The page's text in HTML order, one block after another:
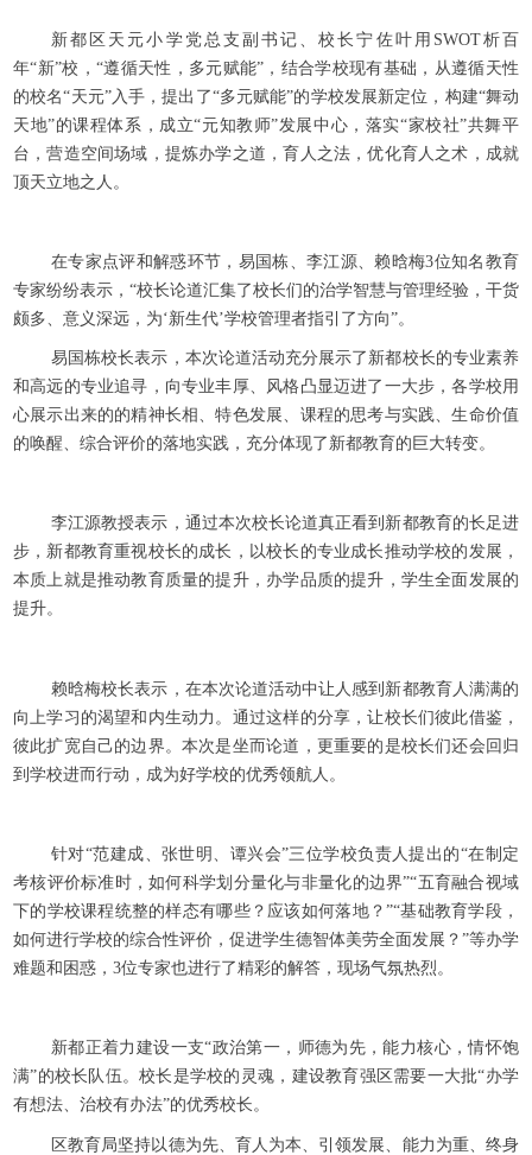
新都区天元小学党总支副书记、校长宁佐叶用SWOT析百
年“新”校，“遵循天性，多元赋能”，结合学校现有基础，从遵循天性
的校名“天元”入手，提出了“多元赋能”的学校发展新定位，构建“舞动
天地”的课程体系，成立“元知教师”发展中心，落实“家校社”共舞平
台，营造空间场域，提炼办学之道，育人之法，优化育人之术，成就
顶天立地之人。
在专家点评和解惑环节，易国栋、李江源、赖晗梅3位知名教育
专家纷纷表示，“校长论道汇集了校长们的治学智慧与管理经验，干货
颇多、意义深远，为‘新生代’学校管理者指引了方向”。
易国栋校长表示，本次论道活动充分展示了新都校长的专业素养
和高远的专业追寻，向专业丰厚、风格凸显迈进了一大步，各学校用
心展示出来的的精神长相、特色发展、课程的思考与实践、生命价值
的唤醒、综合评价的落地实践，充分体现了新都教育的巨大转变。
李江源教授表示，通过本次校长论道真正看到新都教育的长足进
步，新都教育重视校长的成长，以校长的专业成长推动学校的发展，
本质上就是推动教育质量的提升，办学品质的提升，学生全面发展的
提升。
赖晗梅校长表示，在本次论道活动中让人感到新都教育人满满的
向上学习的渴望和内生动力。通过这样的分享，让校长们彼此借鉴，
彼此扩宽自己的边界。本次是坐而论道，更重要的是校长们还会回归
到学校进而行动，成为好学校的优秀领航人。
针对“范建成、张世明、谭兴会”三位学校负责人提出的“在制定
考核评价标准时，如何科学划分量化与非量化的边界”“五育融合视域
下的学校课程统整的样态有哪些？应该如何落地？”“基础教育学段，
如何进行学校的综合性评价，促进学生德智体美劳全面发展？”等办学
难题和困惑，3位专家也进行了精彩的解答，现场气氛热烈。
新都正着力建设一支“政治第一，师德为先，能力核心，情怀饱
满”的校长队伍。校长是学校的灵魂，建设教育强区需要一大批“办学
有想法、治校有办法”的优秀校长。
区教育局坚持以德为先、育人为本、引领发展、能力为重、终身